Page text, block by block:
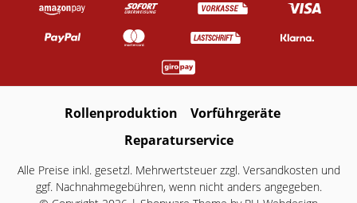
Rollenproduktion
Vorführgeräte
Reparaturservice
Alle Preise inkl. gesetzl. Mehrwertsteuer zzgl. Versandkostenund
ggf. Nachnahmegebühren, wenn nicht anders angegeben.